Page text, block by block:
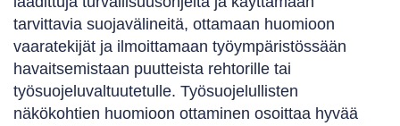
tarvittavia suojavälineitä, ottamaan huomioon
vaaratekijät ja ilmoittamaan työympäristössään
havaitsemistaan puutteista rehtorille tai
työsuojeluvaltuutetulle. Työsuojelullisten
näkökohtien huomioon ottaminen osoittaa hyvää